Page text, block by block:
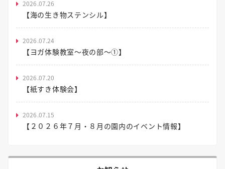
2026.07.26
【海の生き物ステンシル】
2026.07.24
【ヨガ体験教室～夜の部～①】
2026.07.20
【紙すき体験会】
2026.07.15
【２０２６年７月・８月の園内のイベント情報】